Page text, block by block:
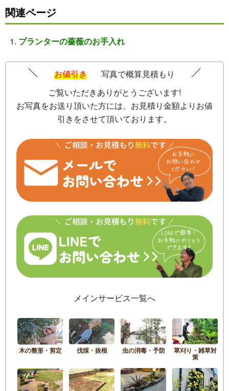
関連ページ
プランターの薔薇のお手入れ
お値引き
写真で概算見積もり
ご覧いただきありがとうございます!
お写真をお送り頂いた方には、お見積り金額よりお値
引きをさせて頂いております。
メインサービス一覧へ
木の整形・剪定 伐採・抜根 虫の消毒・予防 草刈り・雑草対
策